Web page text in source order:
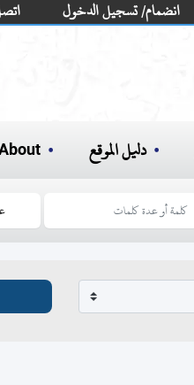
انضمام/ تسجيل الدخول
دليل الموقع